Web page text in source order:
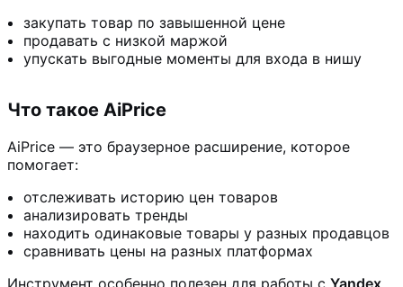
закупать товар по завышенной цене
продавать с низкой маржой
упускать выгодные моменты для входа в нишу
Что такое AiPrice
AiPrice — это браузерное расширение, которое
помогает:
отслеживать историю цен товаров
анализировать тренды
находить одинаковые товары у разных продавцов
сравнивать цены на разных платформах
Инструмент особенно полезен для работы с Yandex